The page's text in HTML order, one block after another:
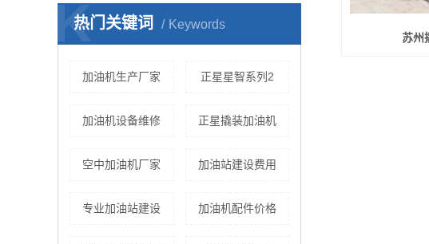
热门关键词 Keywords
K
加油机生产厂家 正星星智系列2
加油机设备维修 正星撬装加油机
空中加油机厂家 加油站建设费用
专业加油站建设 加油机配件价格
苏州